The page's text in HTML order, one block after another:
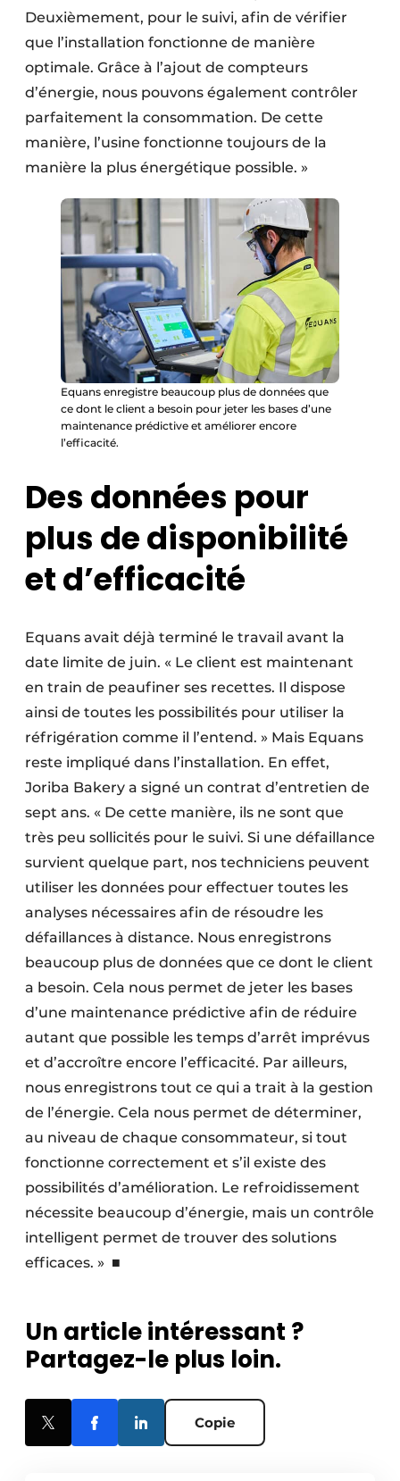
Deuxièmement, pour le suivi, afin de vérifier
que l’installation fonctionne de manière
optimale. Grâce à l’ajout de compteurs
d’énergie, nous pouvons également contrôler
parfaitement la consommation. De cette
manière, l’usine fonctionne toujours de la
manière la plus énergétique possible. »
Equans enregistre beaucoup plus de données que
ce dont le client a besoin pour jeter les bases d’une
maintenance prédictive et améliorer encore
l’efficacité.
Des données pour
plus de disponibilité
et d’efficacité
Equans avait déjà terminé le travail avant la
date limite de juin. « Le client est maintenant
en train de peaufiner ses recettes. Il dispose
ainsi de toutes les possibilités pour utiliser la
réfrigération comme il l’entend. » Mais Equans
reste impliqué dans l’installation. En effet,
Joriba Bakery a signé un contrat d’entretien de
sept ans. « De cette manière, ils ne sont que
très peu sollicités pour le suivi. Si une défaillance
survient quelque part, nos techniciens peuvent
utiliser les données pour effectuer toutes les
analyses nécessaires afin de résoudre les
défaillances à distance. Nous enregistrons
beaucoup plus de données que ce dont le client
a besoin. Cela nous permet de jeter les bases
d’une maintenance prédictive afin de réduire
autant que possible les temps d’arrêt imprévus
et d’accroître encore l’efficacité. Par ailleurs,
nous enregistrons tout ce qui a trait à la gestion
de l’énergie. Cela nous permet de déterminer,
au niveau de chaque consommateur, si tout
fonctionne correctement et s’il existe des
possibilités d’amélioration. Le refroidissement
nécessite beaucoup d’énergie, mais un contrôle
intelligent permet de trouver des solutions
efficaces. » ■
Un article intéressant ?
Partagez-le plus loin.
Copie